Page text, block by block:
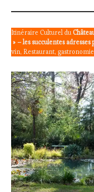
TASTING
WINE
TOURISM
FAME,
TOURISM
TOUR,
WINE
TOURISM
TOUR
MOVIE,
Itinéraire Culturel du
» – les succulentes
vin, Restaurant,